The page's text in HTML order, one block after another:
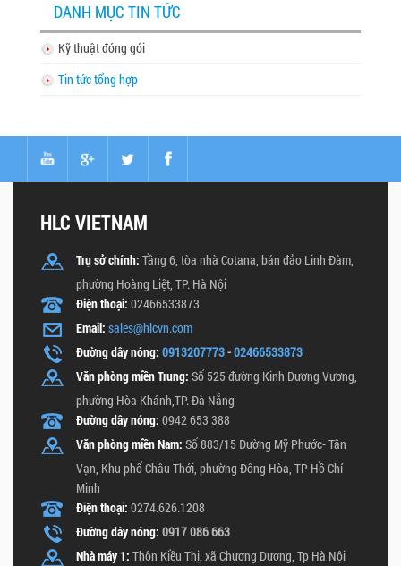
DANH MỤC TIN TỨC
Kỹ thuật đóng gói
Tin tức tổng hợp
HLC VIETNAM
Trụ sở chính: Tầng 6, tòa nhà Cotana, bán đảo Linh Đàm,
phường Hoàng Liệt, TP. Hà Nội
Điện thoại: 02466533873
Email: sales@hlcvn.com
Đường dây nóng: 0913207773-02466533873
Văn phòng miền Trung: Số 525 đường Kinh Dương Vương,
phường Hòa Khánh,TP. Đà Nẵng
Đường dây nóng: 0942 653 388
Văn phòng miền Nam: Số 883/15 Đường Mỹ Phước- Tân
Vạn, Khu phố Châu Thới, phường Đông Hòa, TP Hồ Chí
Minh
Điện thoại: 0274.626.1208
Đường dây nóng: 0917 086 663
Nhà máy 1: Thôn Kiều Thị, xã Chương Dương, Tp Hà Nội